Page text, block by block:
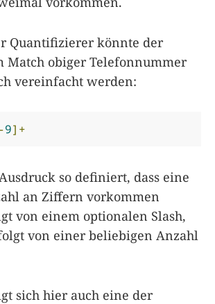
Quantifizierer könnte der
Match obiger Telefonnummer
vereinfacht werden:
-9]+
so definiert, dass eine
an Ziffern vorkommen
von einem optionalen Slash,
von einer beliebigen Anzahl
sich hier auch eine der